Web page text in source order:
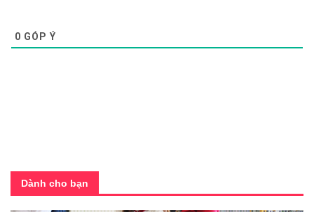
0 GÓP Ý
Dành cho bạn